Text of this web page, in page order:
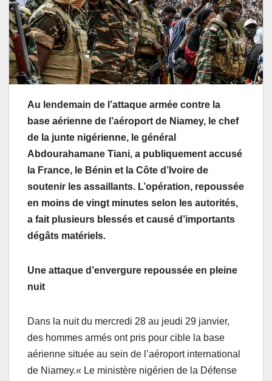
Au lendemain de l’attaque armée contre la
base aérienne de l’aéroport de Niamey, le chef
de la junte nigérienne, le général
Abdourahamane Tiani, a publiquement accusé
la France, le Bénin et la Côte d’Ivoire de
soutenir les assaillants. L’opération, repoussée
en moins de vingt minutes selon les autorités,
a fait plusieurs blessés et causé d’importants
dégâts matériels.
Une attaque d’envergure repoussée en pleine
nuit
Dans la nuit du mercredi 28 au jeudi 29 janvier,
des hommes armés ont pris pour cible la base
aérienne située au sein de l’aéroport international
de Niamey.« Le ministère nigérien de la Défense